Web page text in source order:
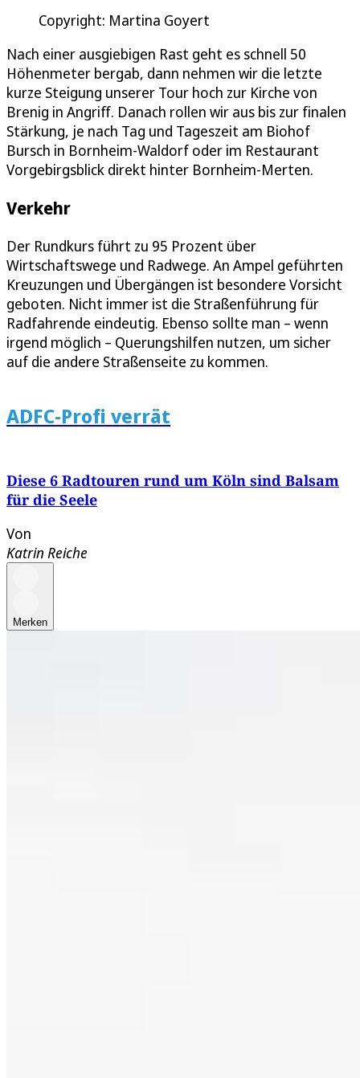
Copyright: Martina Goyert
Nach einer ausgiebigen Rast geht es schnell 50
Höhenmeter bergab, dann nehmen wir die letzte
kurze Steigung unserer Tour hoch zur Kirche von
Brenig in Angriff. Danach rollen wir aus bis zur finalen
Stärkung, je nach Tag und Tageszeit am Biohof
Bursch in Bornheim-Waldorf oder im Restaurant
Vorgebirgsblick direkt hinter Bornheim-Merten.
Verkehr
Der Rundkurs führt zu 95 Prozent über
Wirtschaftswege und Radwege. An Ampel geführten
Kreuzungen und Übergängen ist besondere Vorsicht
geboten. Nicht immer ist die Straßenführung für
Radfahrende eindeutig. Ebenso sollte man – wenn
irgend möglich – Querungshilfen nutzen, um sicher
auf die andere Straßenseite zu kommen.
ADFC-Profi verrät
Diese 6 Radtouren rund um Köln sind Balsam
für die Seele
Von
Katrin Reiche
Merken